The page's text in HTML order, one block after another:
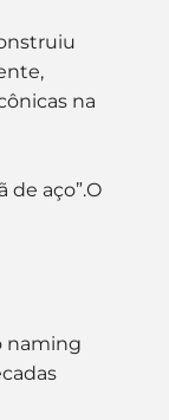
na
de aço”.O
naming